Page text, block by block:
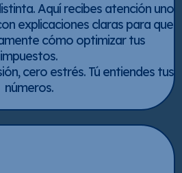
Aquí recibes atención uno
explicaciones claras para que
cómo optimizar tus
impuestos.
cero estrés. Tú entiendes tus
números.